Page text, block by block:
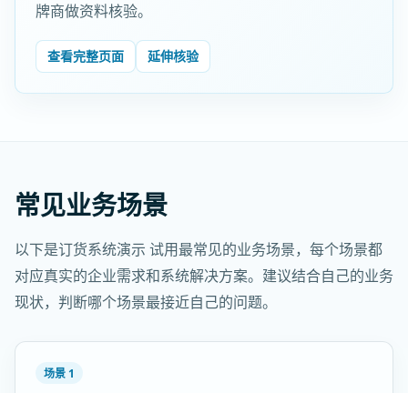
牌商做资料核验。
查看完整页面 延伸核验
常见业务场景
以下是订货系统演示 试用最常见的业务场景，每个场景都
对应真实的企业需求和系统解决方案。建议结合自己的业务
现状，判断哪个场景最接近自己的问题。
场景 1